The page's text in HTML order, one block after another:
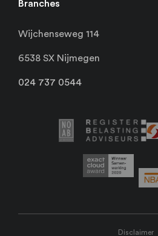
Branches
Wijchenseweg 114
6538 SX Nijmegen
024 737 0544
Disclaimer